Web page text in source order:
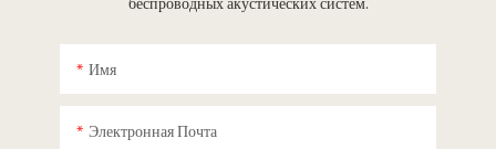
Имя
Электронная Почта